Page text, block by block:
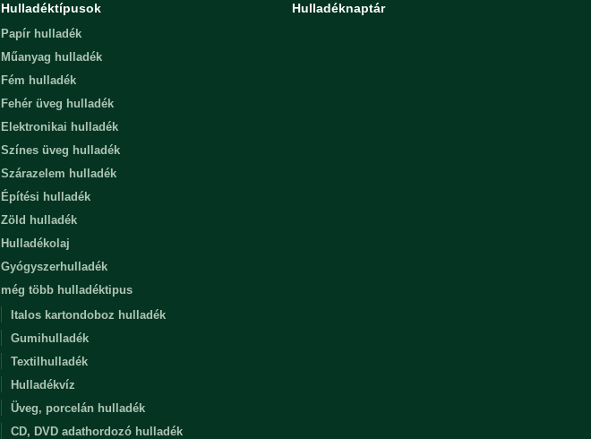
Hulladéktípusok
Papír hulladék
Műanyag hulladék
Fém hulladék
Fehér üveg hulladék
Elektronikai hulladék
Színes üveg hulladék
Szárazelem hulladék
Építési hulladék
Zöld hulladék
Hulladékolaj
Gyógyszerhulladék
még több hulladéktipus
Italos kartondoboz hulladék
Gumihulladék
Textilhulladék
Hulladékvíz
Üveg, porcelán hulladék
CD, DVD adathordozó hulladék
Hulladéknaptár